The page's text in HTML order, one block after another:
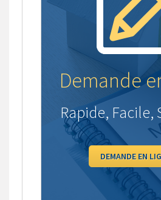
Demande
Rapide, Facile,
DEMANDE EN